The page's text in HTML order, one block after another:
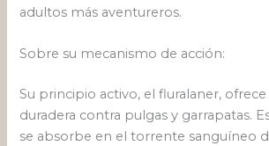
adultos más aventureros.
Sobre su mecanismo de acción:
Su principio activo, el fluralaner,
duradera contra pulgas y garrapatas.
se absorbe en el torrente sanguíneo